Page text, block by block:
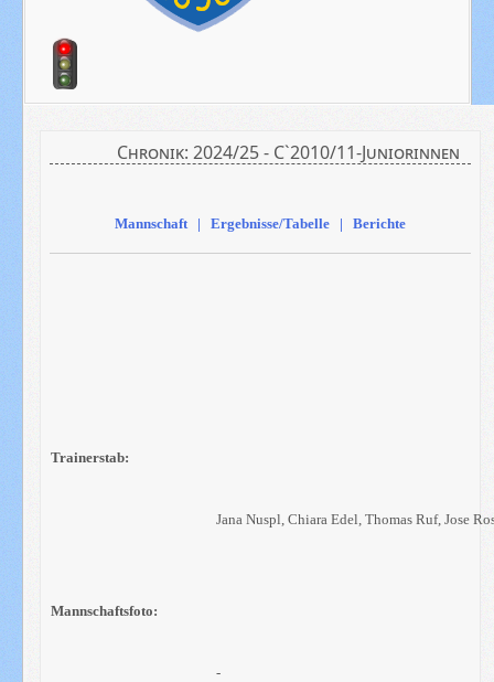
Chronik: 2024/25 - C`2010/11-Juniorinnen
Mannschaft | Ergebnisse/Tabelle | Berichte
Trainerstab:
Jana Nuspl, Chiara Edel, Thomas Ruf, Jose
Mannschaftsfoto:
-